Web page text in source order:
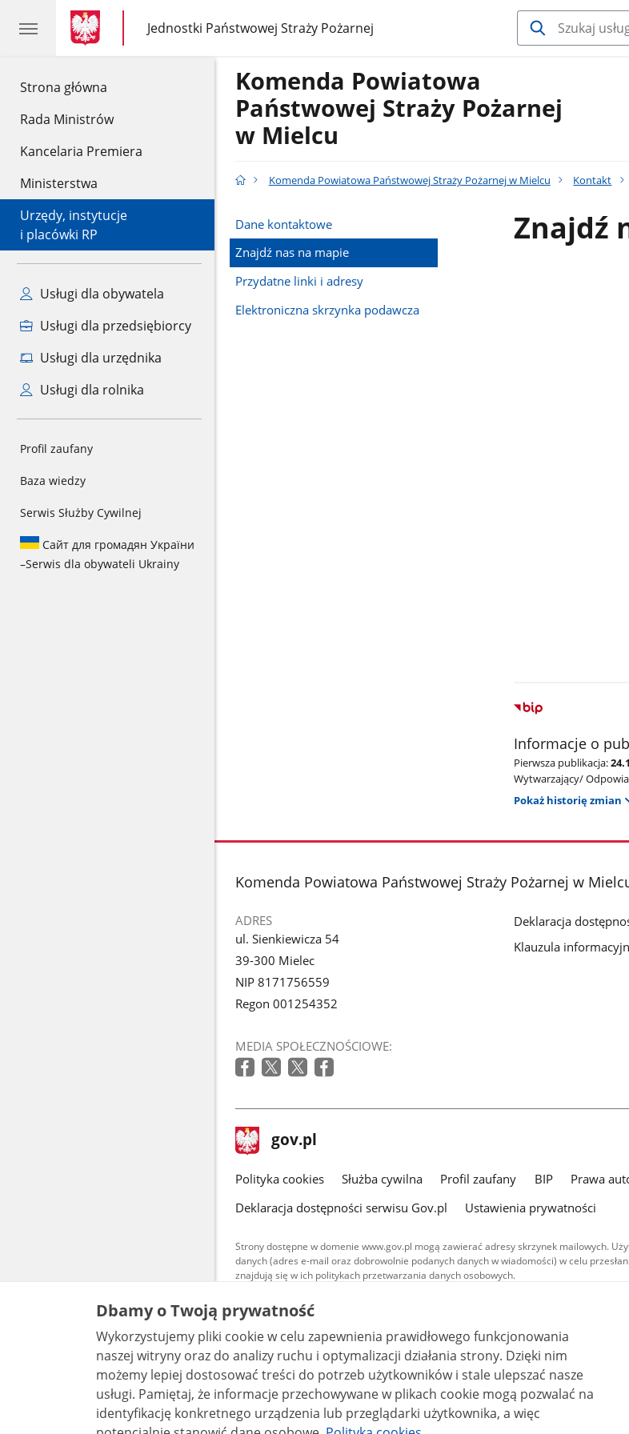
Strona główna
Rada Ministrów
Kancelaria Premiera
Ministerstwa
Urzędy, instytucje
i placówki RP
Usługi dla obywatela
Usługi dla przedsiębiorcy
Usługi dla urzędnika
Usługi dla rolnika
Profil zaufany
Baza wiedzy
Serwis Służby Cywilnej
Сайт для громадян України
–Serwis dla obywateli Ukrainy
gov.pl
gov.pl
Jednostki Państwowej Straży Pożarnej
gov.pl
Jednostki
Państwowej
Komenda Powiatowa
Państwowej Straży Pożarnej
w Mielcu
Komenda Powiatowa Państwowej Straży Pożarnej w Mielcu Kontakt
Dane kontaktowe
Znajdź nas na mapie
Przydatne linki i adresy
Elektroniczna skrzynka podawcza
Znajdź
Informacje o
Pierwsza publikacja:
Wytwarzający/
Pokaż historię zmian
stopka
Komenda Powiatowa Państwowej Straży Pożarnej w
ADRES
ul. Sienkiewicza 54
39-300 Mielec
NIP 8171756559
Regon 001254352
MEDIA SPOŁECZNOŚCIOWE:
Deklaracja
Klauzula
stopka
gov.pl Strona
gov.pl
gov.pl
Polityka cookies Służba cywilna Profil zaufany BIP Prawa
Deklaracja dostępności serwisu Gov.pl
Ustawienia prywatności
Strony dostępne w domenie www.gov.pl mogą zawierać adresy skrzynek mailowych.
danych (adres e-mail oraz dobrowolnie podanych danych w wiadomości) w celu
znajdują się w ich politykach przetwarzania danych osobowych.
Treści tekstowe publikowane w serwisie (z wyłączeniem treści
udostępniane na licencji typu Creative Commons: uznanie autorstwa - na
warunkach 4.0 (CC BY-SA 4.0). Materiały audiowizualne, w tym zdjęcia,
są udostępniane na licencji typu Creative Commons: uznanie autorstwa
bez utworów zależnych 4.0 (CC BY-NC-ND 4.0), o ile nie jest to stwierdzone
Dbamy o Twoją prywatność
Wykorzystujemy pliki cookie w celu zapewnienia prawidłowego funkcjonowania
naszej witryny oraz do analizy ruchu i optymalizacji działania strony. Dzięki nim
możemy lepiej dostosować treści do potrzeb użytkowników i stale ulepszać nasze
usługi. Pamiętaj, że informacje przechowywane w plikach cookie mogą pozwalać na
identyfikację konkretnego urządzenia lub przeglądarki użytkownika, a więc